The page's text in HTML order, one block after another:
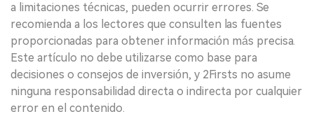
a limitaciones técnicas, pueden ocurrir errores. Se
recomienda a los lectores que consulten las fuentes
proporcionadas para obtener información más precisa.
Este artículo no debe utilizarse como base para
decisiones o consejos de inversión, y 2Firsts no asume
ninguna responsabilidad directa o indirecta por cualquier
error en el contenido.